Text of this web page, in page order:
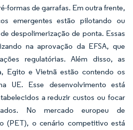
formas de garrafas. Em outra frente,
emergentes estão pilotando ou
despolimerização de ponta. Essas
na aprovação da EFSA, que
regulatórias. Além disso, as
Egito e Vietnã estão contendo os
UE. Esse desenvolvimento está
a reduzir custos ou focar
No mercado europeu de
(PET), o cenário competitivo está